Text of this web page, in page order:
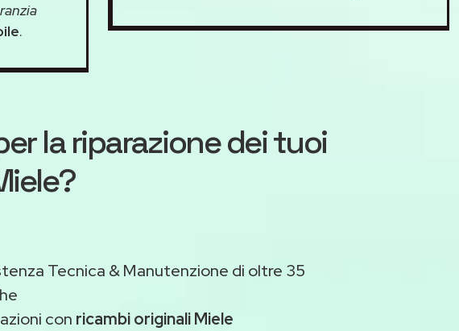
.
la riparazione dei tuoi
Tecnica & Manutenzione di oltre 35
con ricambi originali Miele